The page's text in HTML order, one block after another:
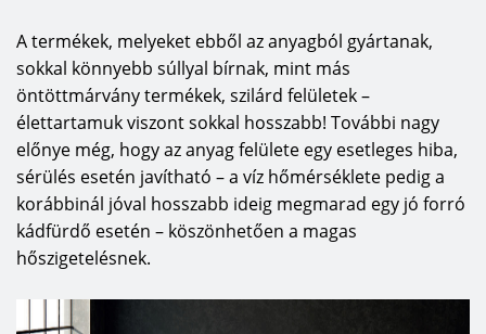
A termékek, melyeket ebből az anyagból gyártanak,
sokkal könnyebb súllyal bírnak, mint más
öntöttmárvány termékek, szilárd felületek –
élettartamuk viszont sokkal hosszabb! További nagy
előnye még, hogy az anyag felülete egy esetleges hiba,
sérülés esetén javítható – a víz hőmérséklete pedig a
korábbinál jóval hosszabb ideig megmarad egy jó forró
kádfürdő esetén – köszönhetően a magas
hőszigetelésnek.